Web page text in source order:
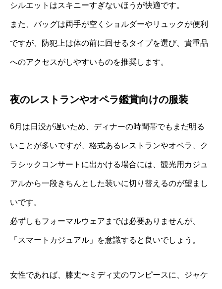
シルエットはスキニーすぎないほうが快適です。
また、バッグは両手が空くショルダーやリュックが便利
ですが、防犯上は体の前に回せるタイプを選び、貴重品
へのアクセスがしやすいものを推奨します。
夜のレストランやオペラ鑑賞向けの服装
6月は日没が遅いため、ディナーの時間帯でもまだ明る
いことが多いですが、格式あるレストランやオペラ、ク
ラシックコンサートに出かける場合には、観光用カジュ
アルから一段きちんとした装いに切り替えるのが望まし
いです。
必ずしもフォーマルウェアまでは必要ありませんが、
「スマートカジュアル」を意識すると良いでしょう。
女性であれば、膝丈〜ミディ丈のワンピースに、ジャケ